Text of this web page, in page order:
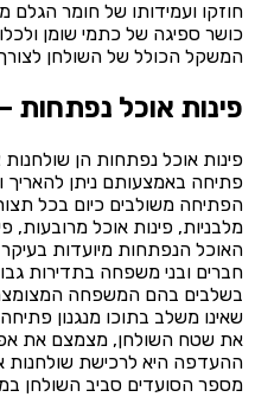
חוזקו ועמידותו של חומר הגלם
כושר ספיגה של כתמי שומן
המשקל הכולל של השולחן לצורך
פינות אוכל נפתחות
פינות אוכל נפתחות הן שולחנות
פתיחה באמצעותם ניתן להאריך
הפתיחה משולבים כיום בכל
מלבניות, פינות אוכל מרובעות,
האוכל הנפתחות מיועדות בעיקר
חברים ובני משפחה בתדירות
בשלבים בהם המשפחה
שאינו משלב בתוכו מנגנון
את שטח השולחן, מצמצם את
ההעדפה היא לרכישת שולחנות
מספר הסועדים סביב השולחן